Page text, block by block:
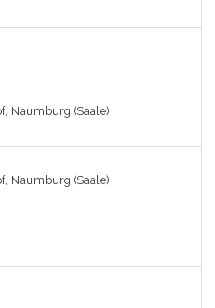
Naumburg (Saale)
Naumburg (Saale)